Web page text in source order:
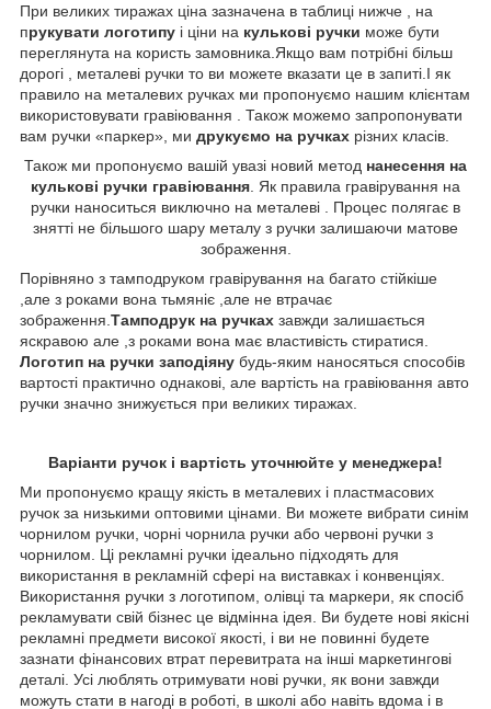
При великих тиражах ціна зазначена в таблиці нижче , на
прукувати логотипу і ціни на кулькові ручки може бути
переглянута на користь замовника.Якщо вам потрібні більш
дорогі , металеві ручки то ви можете вказати це в запиті.І як
правило на металевих ручках ми пропонуємо нашим клієнтам
використовувати гравіювання . Також можемо запропонувати
вам ручки «паркер», ми друкуємо на ручках різних класів.
Також ми пропонуємо вашій увазі новий метод нанесення на
кулькові ручки гравіювання . Як правила гравірування на
ручки наноситься виключно на металеві . Процес полягає в
знятті не більшого шару металу з ручки залишаючи матове
зображення.
Порівняно з тамподруком гравірування на багато стійкіше
,але з роками вона тьмяніє ,але не втрачає
зображення. Тамподрук на ручках завжди залишається
яскравою але ,з роками вона має властивість стиратися.
Логотип на ручки заподіяну будь-яким наносяться способів
вартості практично однакові, але вартість на гравіювання авто
ручки значно знижується при великих тиражах.
Варіанти ручок і вартість уточнюйте у менеджера!
Ми пропонуємо кращу якість в металевих і пластмасових
ручок за низькими оптовими цінами. Ви можете вибрати синім
чорнилом ручки, чорні чорнила ручки або червоні ручки з
чорнилом. Ці рекламні ручки ідеально підходять для
використання в рекламній сфері на виставках і конвенціях.
Використання ручки з логотипом, олівці та маркери, як спосіб
рекламувати свій бізнес це відмінна ідея. Ви будете нові якісні
рекламні предмети високої якості, і ви не повинні будете
зазнати фінансових втрат перевитрата на інші маркетингові
деталі. Усі люблять отримувати нові ручки, як вони завжди
можуть стати в нагоді в роботі, в школі або навіть вдома і в